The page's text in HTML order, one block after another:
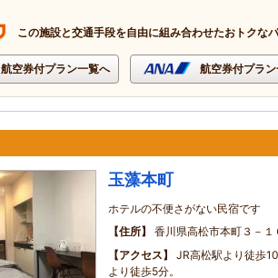
この施設と交通手段を自由に組み合わせたおトクな
航空券付プラン一覧へ 航空券付プラ
玉藻本町
ホテルの不便さがない民宿です
住所
香川県高松市本町３－１
アクセス
JR高松駅より徒歩
より徒歩5分。